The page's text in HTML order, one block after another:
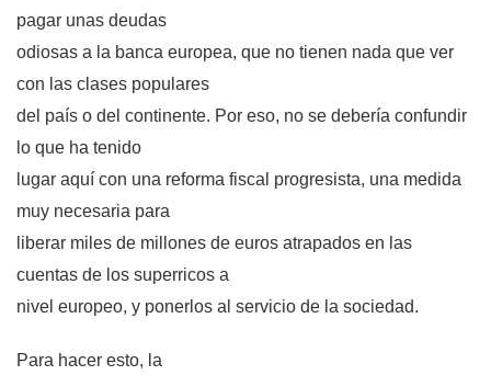
pagar unas deudas
odiosas a la banca europea, que no tienen nada que ver
con las clases populares
del país o del continente. Por eso, no se debería confundir
lo que ha tenido
lugar aquí con una reforma fiscal progresista, una medida
muy necesaria para
liberar miles de millones de euros atrapados en las
cuentas de los superricos a
nivel europeo, y ponerlos al servicio de la sociedad.
Para hacer esto, la